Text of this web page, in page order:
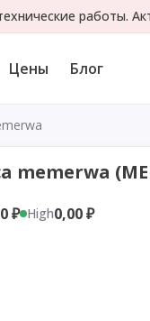
работы.
Цены Блог
memerwa
₽ High0,00 ₽